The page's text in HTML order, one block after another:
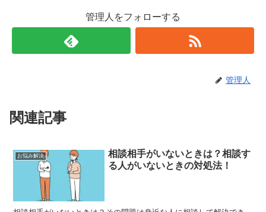
管理人をフォローする
管理人
関連記事
お悩み解決
相談相手がいないときは？相談す
る人がいないときの対処法！